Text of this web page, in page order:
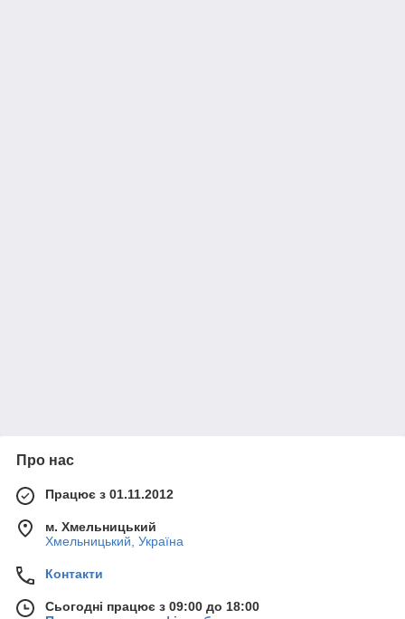
Про нас
Працює з 01.11.2012
м. Хмельницький
Хмельницький, Україна
Контакти
Сьогодні працює з 09:00 до 18:00